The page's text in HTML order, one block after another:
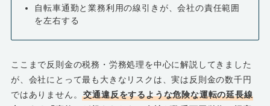
自転車通勤と業務利用の線引きが、会社の責任範囲
を左右する
ここまで反則金の税務・労務処理を中心に解説してきました
が、会社にとって最も大きなリスクは、実は反則金の数千円
ではありません。交通違反をするような危険な運転の延長線